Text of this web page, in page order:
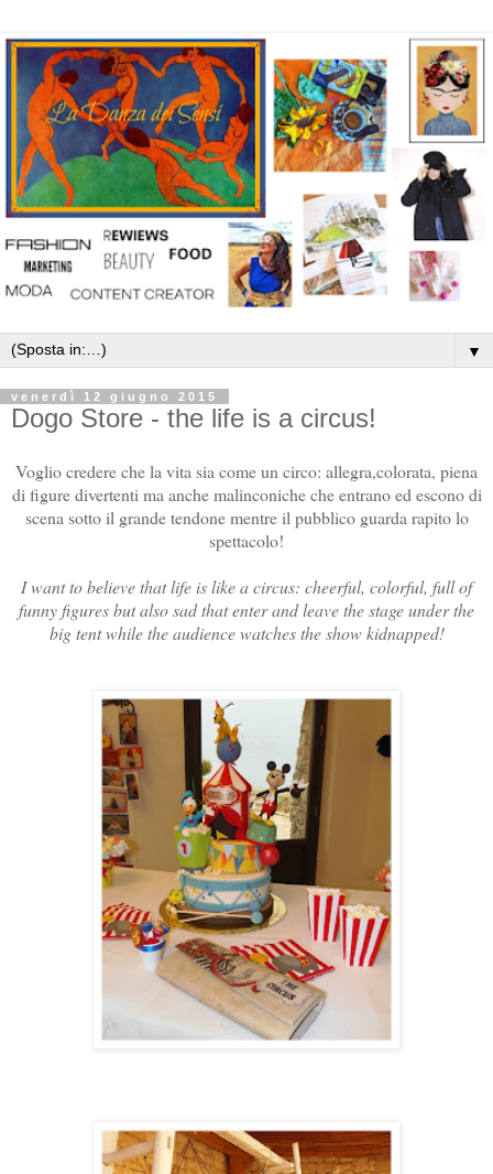
▼
venerdì 12 giugno 2015
Dogo Store - the life is a circus!
Voglio credere che la vita sia come un circo: allegra,colorata, piena
di figure divertenti ma anche malinconiche che entrano ed escono di
scena sotto il grande tendone mentre il pubblico guarda rapito lo
spettacolo!
I want to believe that life is like a circus: cheerful, colorful, full of
funny figures but also sad that enter and leave the stage under the
big tent while the audience watches the show kidnapped!